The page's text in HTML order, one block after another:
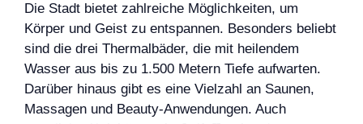
Die Stadt bietet zahlreiche Möglichkeiten, um
Körper und Geist zu entspannen. Besonders beliebt
sind die drei Thermalbäder, die mit heilendem
Wasser aus bis zu 1.500 Metern Tiefe aufwarten.
Darüber hinaus gibt es eine Vielzahl an Saunen,
Massagen und Beauty-Anwendungen. Auch